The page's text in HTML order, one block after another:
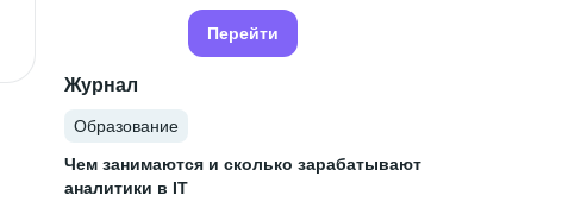
Перейти
Журнал
Образование
Чем занимаются и сколько зарабатывают
аналитики в IT